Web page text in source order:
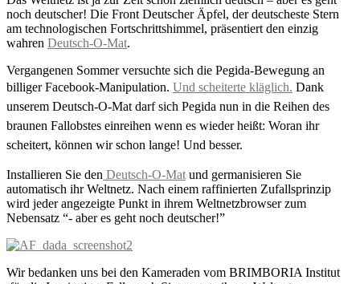
noch deutscher! Die Front Deutscher Äpfel, der deutscheste Stern
am technologischen Fortschrittshimmel, präsentiert den einzig
wahren Deutsch-O-Mat.
Vergangenen Sommer versuchte sich die Pegida-Bewegung an
billiger Facebook-Manipulation. Und scheiterte kläglich. Dank
unserem Deutsch-O-Mat darf sich Pegida nun in die Reihen des
braunen Fallobstes einreihen wenn es wieder heißt: Woran ihr
scheitert, können wir schon lange! Und besser.
Installieren Sie den Deutsch-O-Mat und germanisieren Sie
automatisch ihr Weltnetz. Nach einem raffinierten Zufallsprinzip
wird jeder angezeigte Punkt in ihrem Weltnetzbrowser zum
Nebensatz “- aber es geht noch deutscher!”
Wir bedanken uns bei den Kameraden vom BRIMBORIA Institut